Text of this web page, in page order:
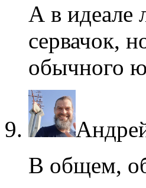
А в идеале
сервачок,
обычного
В общем,